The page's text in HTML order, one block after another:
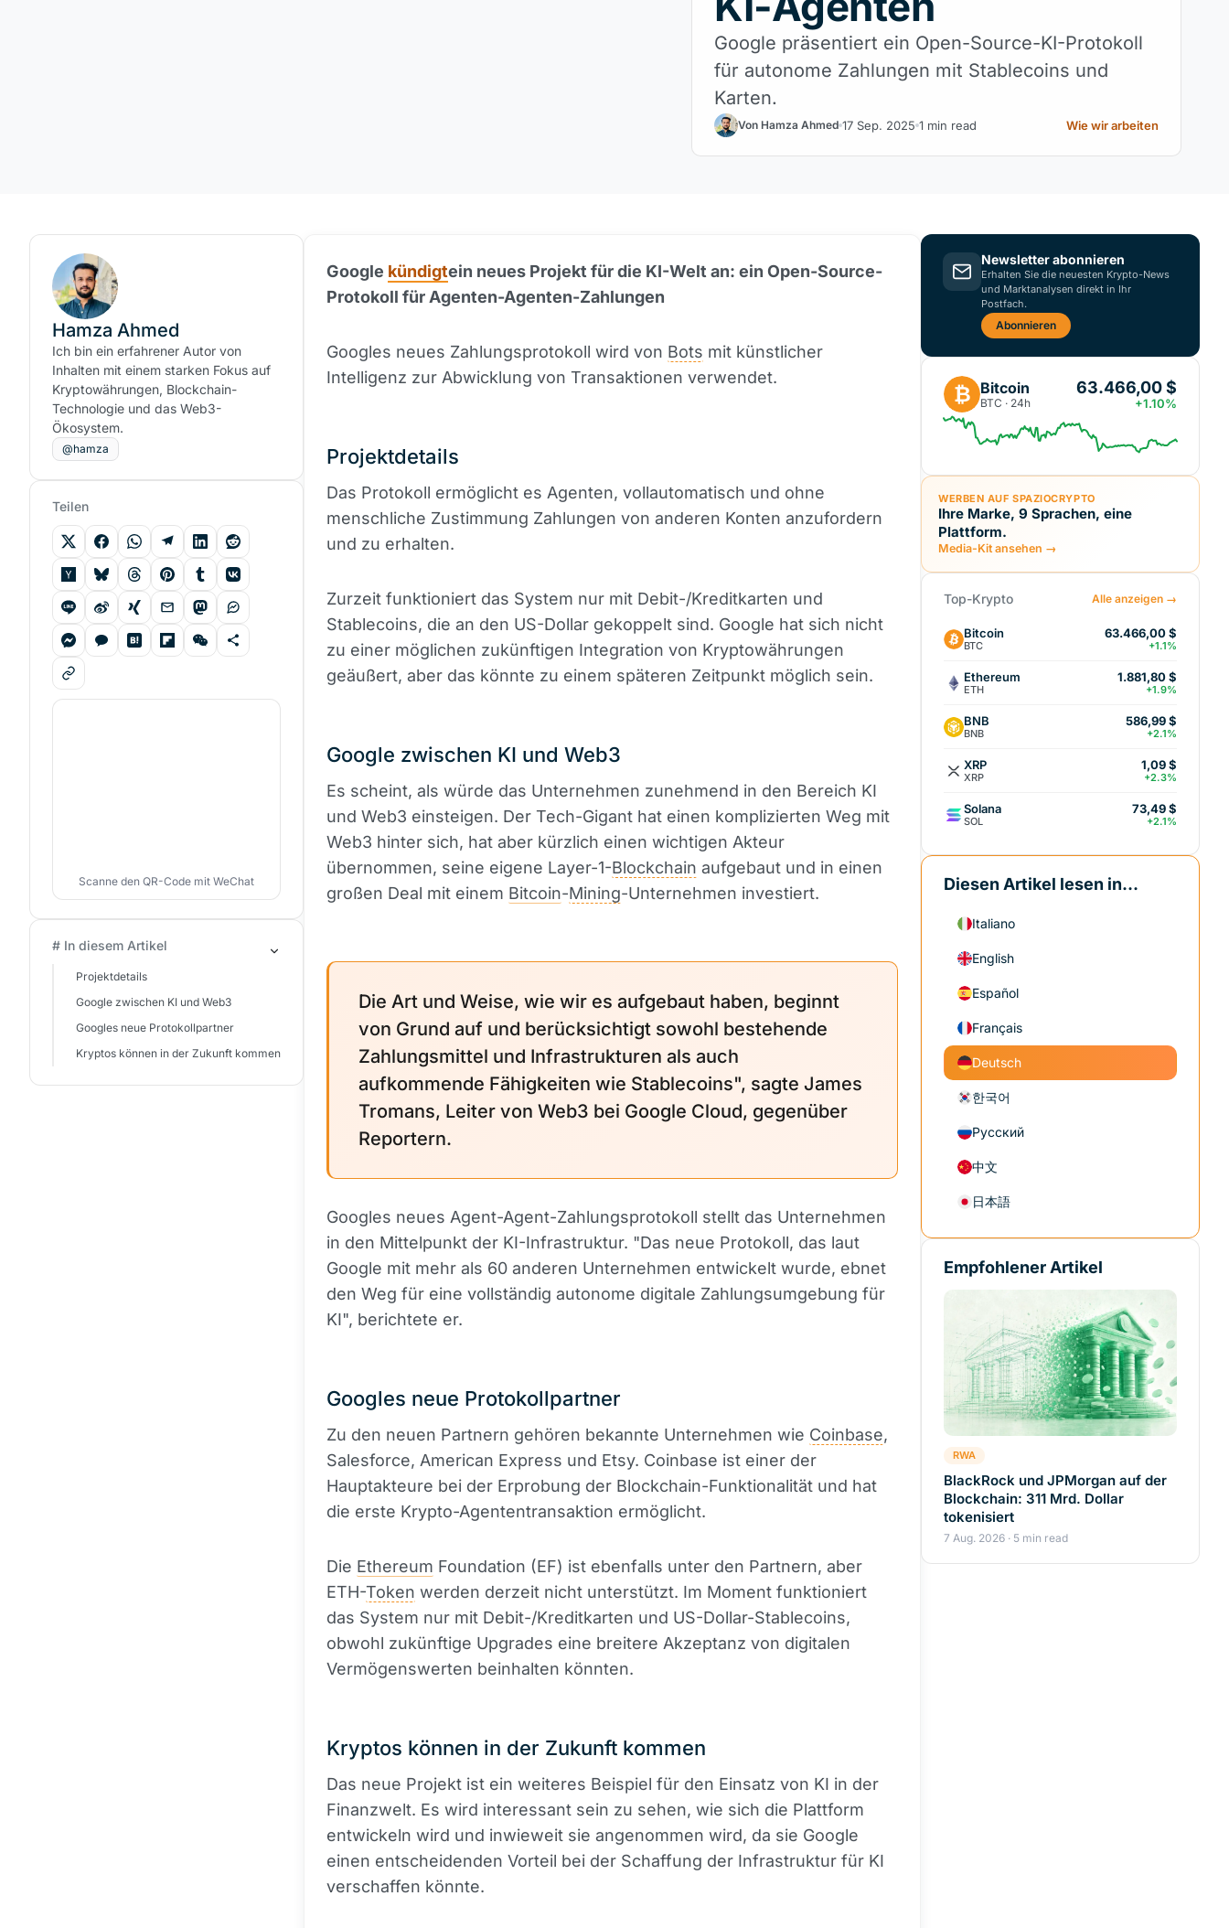
Google präsentiert ein Open-Source-KI-Protokoll
für autonome Zahlungen mit Stablecoins und
Karten.
Von Hamza Ahmed 17 Sep. 2025 1 min read Wie wir arbeiten
Google kündigtein neues Projekt für die KI-Welt an: ein Open-Source-
Protokoll für Agenten-Agenten-Zahlungen
Googles neues Zahlungsprotokoll wird von Bots mit künstlicher
Intelligenz zur Abwicklung von Transaktionen verwendet.
Projektdetails
Das Protokoll ermöglicht es Agenten, vollautomatisch und ohne
menschliche Zustimmung Zahlungen von anderen Konten anzufordern
und zu erhalten.
Zurzeit funktioniert das System nur mit Debit-/Kreditkarten und
Stablecoins, die an den US-Dollar gekoppelt sind. Google hat sich nicht
zu einer möglichen zukünftigen Integration von Kryptowährungen
geäußert, aber das könnte zu einem späteren Zeitpunkt möglich sein.
Google zwischen KI und Web3
Es scheint, als würde das Unternehmen zunehmend in den Bereich KI
und Web3 einsteigen. Der Tech-Gigant hat einen komplizierten Weg mit
Web3 hinter sich, hat aber kürzlich einen wichtigen Akteur
übernommen, seine eigene Layer-1-Blockchain aufgebaut und in einen
großen Deal mit einem Bitcoin-Mining-Unternehmen investiert.
Die Art und Weise, wie wir es aufgebaut haben, beginnt
von Grund auf und berücksichtigt sowohl bestehende
Zahlungsmittel und Infrastrukturen als auch
aufkommende Fähigkeiten wie Stablecoins", sagte James
Tromans, Leiter von Web3 bei Google Cloud, gegenüber
Reportern.
Googles neues Agent-Agent-Zahlungsprotokoll stellt das Unternehmen
in den Mittelpunkt der KI-Infrastruktur. "Das neue Protokoll, das laut
Google mit mehr als 60 anderen Unternehmen entwickelt wurde, ebnet
den Weg für eine vollständig autonome digitale Zahlungsumgebung für
KI", berichtete er.
Googles neue Protokollpartner
Zu den neuen Partnern gehören bekannte Unternehmen wie Coinbase,
Salesforce, American Express und Etsy. Coinbase ist einer der
Hauptakteure bei der Erprobung der Blockchain-Funktionalität und hat
die erste Krypto-Agententransaktion ermöglicht.
Die Ethereum Foundation (EF) ist ebenfalls unter den Partnern, aber
ETH-Token werden derzeit nicht unterstützt. Im Moment funktioniert
das System nur mit Debit-/Kreditkarten und US-Dollar-Stablecoins,
obwohl zukünftige Upgrades eine breitere Akzeptanz von digitalen
Vermögenswerten beinhalten könnten.
Kryptos können in der Zukunft kommen
Das neue Projekt ist ein weiteres Beispiel für den Einsatz von KI in der
Finanzwelt. Es wird interessant sein zu sehen, wie sich die Plattform
entwickeln wird und inwieweit sie angenommen wird, da sie Google
einen entscheidenden Vorteil bei der Schaffung der Infrastruktur für KI
verschaffen könnte.
Hamza Ahmed
Ich bin ein erfahrener Autor von
Inhalten mit einem starken Fokus auf
Kryptowährungen, Blockchain-
Technologie und das Web3-
Ökosystem.
@hamza
Teilen
Scanne den QR-Code mit WeChat
# In diesem Artikel
Projektdetails
Google zwischen KI und Web3
Googles neue Protokollpartner
Kryptos können in der Zukunft kommen
Newsletter abonnieren
Erhalten Sie die neuesten Krypto-News
und Marktanalysen direkt in Ihr
Postfach.
Abonnieren
₿ Bitcoin
BTC · 24h
63.466,00 $
+1.10%
WERBEN AUF SPAZIOCRYPTO
Ihre Marke, 9 Sprachen, eine
Plattform.
Media-Kit ansehen →
Top-Krypto Alle anzeigen →
Bitcoin
BTC
63.466,00 $
+1.1%
Ethereum
ETH
1.881,80 $
+1.9%
BNB
BNB
586,99 $
+2.1%
XRP
XRP
1,09 $
+2.3%
Solana
SOL
73,49 $
+2.1%
Diesen Artikel lesen in...
Italiano
English
Español
Français
Deutsch
한국어
Русский
中文
日本語
Empfohlener Artikel
RWA
BlackRock und JPMorgan auf der
Blockchain: 311 Mrd. Dollar
tokenisiert
7 Aug. 2026 · 5 min read